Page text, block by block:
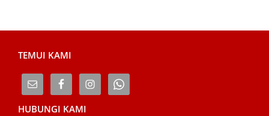
TEMUI KAMI
HUBUNGI KAMI